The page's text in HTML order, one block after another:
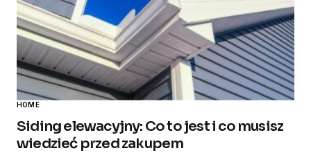
HOME
Siding elewacyjny: Co to jest i co musisz
wiedzieć przed zakupem